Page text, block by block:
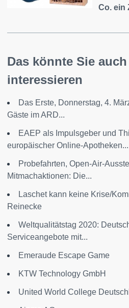
Co. ein
Das könnte Sie auch
interessieren
Das Erste, Donnerstag, 4.
Gäste im ARD...
EAEP als Impulsgeber und
europäischer Online-Apotheken...
Probefahrten, Open-Air-
Mitmachaktionen: Die...
Laschet kann keine Krise/
Reinecke
Weltqualitätstag 2020:
Serviceangebote mit...
Emeraude Escape Game
KTW Technology GmbH
United World College